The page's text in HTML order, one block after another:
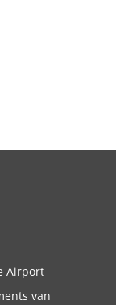
Airport
van